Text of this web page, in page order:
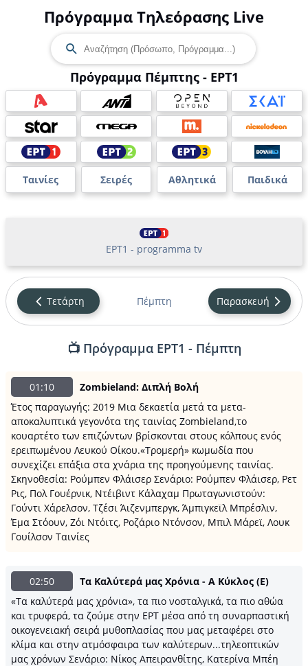
Πρόγραμμα Τηλεόρασης Live
Πρόγραμμα Πέμπτης - ΕΡΤ1
Ταινίες Σειρές Αθλητικά Παιδικά
ΕΡΤ1 - programma tv
Τετάρτη Πέμπτη Παρασκευή
📺 Πρόγραμμα ΕΡΤ1 - Πέμπτη
01:10
Zombieland: Διπλή Βολή
Έτος παραγωγής: 2019 Μια δεκαετία μετά τα μετα-
αποκαλυπτικά γεγονότα της ταινίας Zombieland,το
κουαρτέτο των επιζώντων βρίσκονται στους κόλπους ενός
ερειπωμένου Λευκού Οίκου.«Τρομερή» κωμωδία που
συνεχίζει επάξια στα χνάρια της προηγούμενης ταινίας.
Σκηνοθεσία: Ρούμπεν Φλάισερ Σενάριο: Ρούμπεν Φλάισερ, Ρετ
Ρις, Πολ Γουέρνικ, Ντέιβιντ Κάλαχαμ Πρωταγωνιστούν:
Γούντι Χάρελσον, Τζέσι Άιζενμπεργκ, Άμπιγκεϊλ Μπρέσλιν,
Έμα Στόουν, Ζόι Ντόιτς, Ροζάριο Ντόνσον, Μπιλ Μάρεϊ, Λουκ
Γουίλσον Ταινίες
02:50
Τα Καλύτερά μας Χρόνια - Α Κύκλος (E)
«Τα καλύτερά μας χρόνια», τα πιο νοσταλγικά, τα πιο αθώα
και τρυφερά, τα ζούμε στην ΕΡΤ μέσα από τη συναρπαστική
οικογενειακή σειρά μυθοπλασίας που μας μεταφέρει στο
κλίμα και στην ατμόσφαιρα των καλύτερων...τηλεοπτικών
μας χρόνων Σενάριο: Νίκος Απειρανθίτης, Κατερίνα Μπέη